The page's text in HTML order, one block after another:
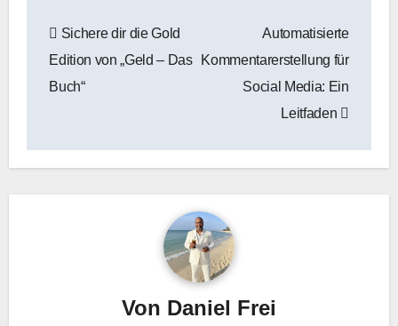
Sichere dir die Gold
Edition von „Geld – Das
Buch“
Automatisierte
Kommentarerstellung für
Social Media: Ein
Leitfaden
Von Daniel Frei